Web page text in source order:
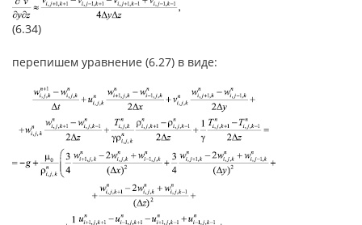
(6.34)
перепишем уравнение (6.27) в виде: